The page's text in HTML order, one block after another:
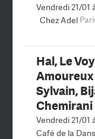
Vendredi 21/01
Chez Adel
Hal, Le
Sylvain,
Chemirani
Vendredi 21/01
Café de la